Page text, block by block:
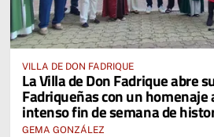
VILLA DE DON FADRIQUE
La Villa de Don Fadrique abre
Fadriqueñas con un homenaje
intenso fin de semana de
GEMA GONZÁLEZ